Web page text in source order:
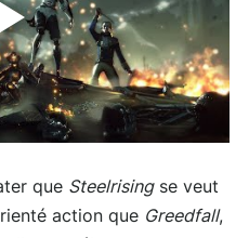
que Steelrisingse veut
action que Greedfall,